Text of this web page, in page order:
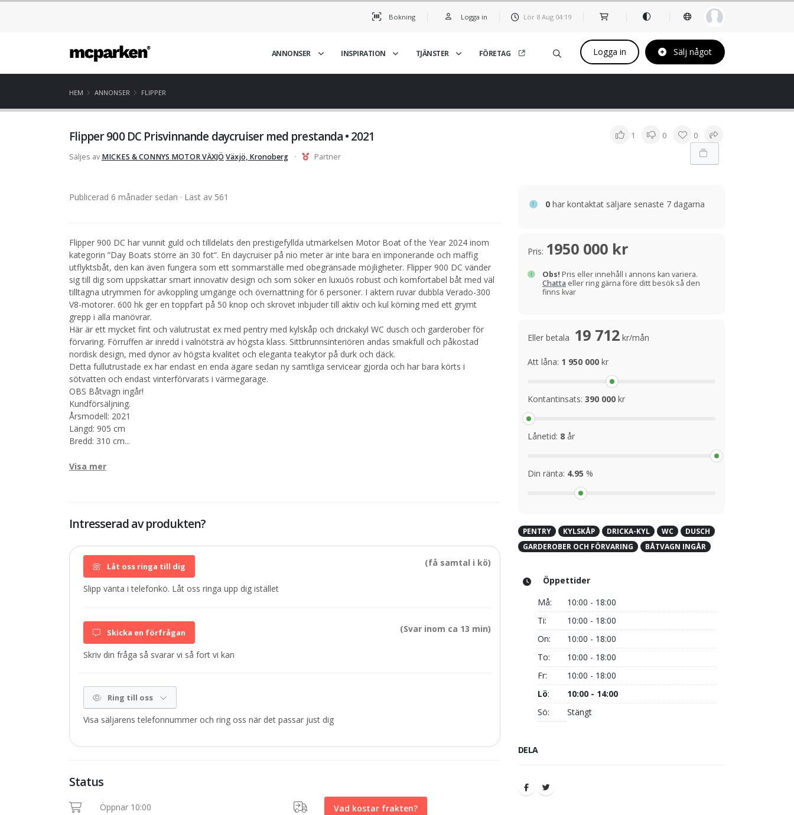
Bokning Logga in Lör 8 Aug 04 19
ANNONSER INSPIRATION TJÄNSTER FÖRETAG Logga in Sälj något
HEM ANNONSER FLIPPER
Flipper 900 DC Prisvinnande daycruiser med prestanda • 2021 1 0 0
Säljes av MICKES & CONNYS MOTOR VÄXJÖVäxjö, Kronoberg · Partner
Publicerad 6 månader sedan · Läst av 561
Flipper 900 DC har vunnit guld och tilldelats den prestigefyllda utmärkelsen Motor Boat of the Year 2024 inom
kategorin ”Day Boats större än 30 fot”. En daycruiser på nio meter är inte bara en imponerande och maffig
utflyktsbåt, den kan även fungera som ett sommarställe med obegränsade möjligheter. Flipper 900 DC vänder
sig till dig som uppskattar smart innovativ design och som söker en luxuös robust och komfortabel båt med väl
tilltagna utrymmen för avkoppling umgänge och övernattning för 6 personer. I aktern ruvar dubbla Verado-300
V8-motorer. 600 hk ger en toppfart på 50 knop och skrovet inbjuder till aktiv och kul körning med ett grymt
grepp i alla manövrar.
Här är ett mycket fint och välutrustat ex med pentry med kylskåp och drickakyl WC dusch och garderober för
förvaring. Förruffen är inredd i valnötsträ av högsta klass. Sittbrunnsinteriören andas smakfull och påkostad
nordisk design, med dynor av högsta kvalitet och eleganta teakytor på durk och däck.
Detta fullutrustade ex har endast en enda ägare sedan ny samtliga servicear gjorda och har bara körts i
sötvatten och endast vinterförvarats i värmegarage.
OBS Båtvagn ingår!
Kundförsäljning.
Årsmodell: 2021
Längd: 905 cm
Bredd: 310 cm...
Visa mer
Intresserad av produkten?
Låt oss ringa till dig (få samtal i kö)
Slipp vänta i telefonkö. Låt oss ringa upp dig istället
Skicka en förfrågan (Svar inom ca 13 min)
Skriv din fråga så svarar vi så fort vi kan
Ring till oss
Visa säljarens telefonnummer och ring oss när det passar just dig
Status
Öppnar 10:00 Vad kostar frakten?
0 har kontaktat säljare senaste 7 dagarna
Pris: 1950 000 kr
Obs! Pris eller innehåll i annons kan variera.
Chatta eller ring gärna före ditt besök så den
finns kvar
Eller betala 19 712 kr/mån
Att låna: 1 950 000 kr
Kontantinsats: 390 000 kr
Lånetid: 8 år
Din ränta: 4.95 %
PENTRY KYLSKÅP DRICKA-KYL WC
DUSCH
GARDEROBER OCH FÖRVARING
BÅTVAGN INGÅR
Öppettider
Må:
10:00 - 18:00
Ti:
10:00 - 18:00
On:
10:00 - 18:00
To:
10:00 - 18:00
Fr:
10:00 - 18:00
Lö:
10:00 - 14:00
Sö:
Stängt
DELA